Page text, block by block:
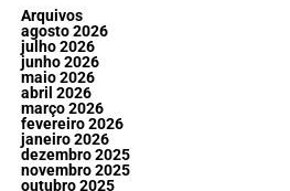
Arquivos
agosto 2026
julho 2026
junho 2026
maio 2026
abril 2026
março 2026
fevereiro 2026
janeiro 2026
dezembro 2025
novembro 2025
outubro 2025